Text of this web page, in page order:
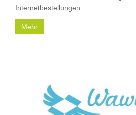
Internetbestellungen….
Mehr